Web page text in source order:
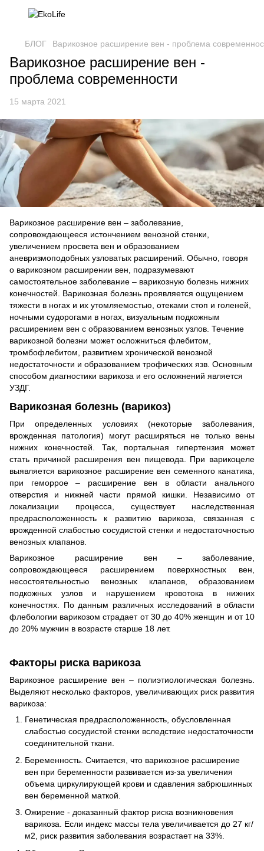
БЛОГ Варикозное расширение вен - проблема
Варикозное расширение вен -
проблема современности
15 марта 2021
Варикозное расширение вен – заболевание,
сопровождающееся истончением венозной стенки,
увеличением просвета вен и образованием
аневризмоподобных узловатых расширений. Обычно, говоря
о варикозном расширении вен, подразумевают
самостоятельное заболевание – варикозную болезнь нижних
конечностей. Варикозная болезнь проявляется ощущением
тяжести в ногах и их утомляемостью, отеками стоп и голеней,
ночными судорогами в ногах, визуальным подкожным
расширением вен с образованием венозных узлов. Течение
варикозной болезни может осложниться флебитом,
тромбофлебитом, развитием хронической венозной
недостаточности и образованием трофических язв. Основным
способом диагностики варикоза и его осложнений является
УЗДГ.
Варикозная болезнь (варикоз)
При определенных условиях (некоторые заболевания,
врожденная патология) могут расширяться не только вены
нижних конечностей. Так, портальная гипертензия может
стать причиной расширения вен пищевода. При варикоцеле
выявляется варикозное расширение вен семенного канатика,
при геморрое – расширение вен в области анального
отверстия и нижней части прямой кишки. Независимо от
локализации процесса, существует наследственная
предрасположенность к развитию варикоза, связанная с
врожденной слабостью сосудистой стенки и недостаточностью
венозных клапанов.
Варикозное расширение вен – заболевание,
сопровождающееся расширением поверхностных вен,
несостоятельностью венозных клапанов, образованием
подкожных узлов и нарушением кровотока в нижних
конечностях. По данным различных исследований в области
флебологии варикозом страдает от 30 до 40% женщин и от 10
до 20% мужчин в возрасте старше 18 лет.
Факторы риска варикоза
Варикозное расширение вен – полиэтиологическая болезнь.
Выделяют несколько факторов, увеличивающих риск развития
варикоза:
Генетическая предрасположенность, обусловленная
слабостью сосудистой стенки вследствие недостаточности
соединительной ткани.
Беременность. Считается, что варикозное расширение
вен при беременности развивается из-за увеличения
объема циркулирующей крови и сдавления забрюшинных
вен беременной маткой.
Ожирение - доказанный фактор риска возникновения
варикоза. Если индекс массы тела увеличивается до 27 кг/
м2, риск развития заболевания возрастает на 33%.